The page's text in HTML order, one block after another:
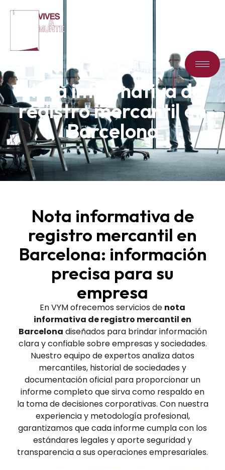
Nota informativa de
registro mercantil en
Barcelona
Nota informativa de
registro mercantil en
Barcelona: información
precisa para su
empresa
En VYM ofrecemos servicios de nota
informativa de registro mercantil en
Barcelona diseñados para brindar información
clara y confiable sobre empresas y sociedades.
Nuestro equipo de expertos analiza datos
mercantiles, historial de sociedades y
documentación oficial para proporcionar un
informe completo que sirva como respaldo en
la toma de decisiones corporativas. Con nuestra
experiencia y metodología profesional,
garantizamos que cada informe cumpla con los
estándares legales y aporte seguridad y
transparencia a sus operaciones empresariales.